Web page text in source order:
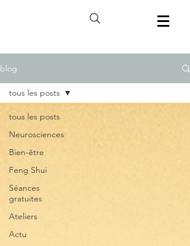
blog
tous les posts
Neurosciences
Bien-être
Feng Shui
Séances
gratuites
Ateliers
Actu
tous les posts